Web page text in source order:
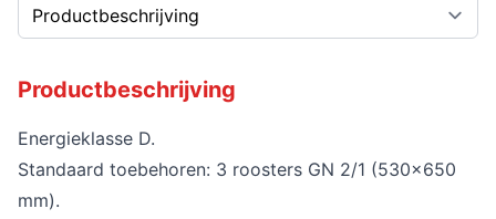
Productbeschrijving
Energieklasse D.
Standaard toebehoren: 3 roosters GN 2/1 (530x650
mm).